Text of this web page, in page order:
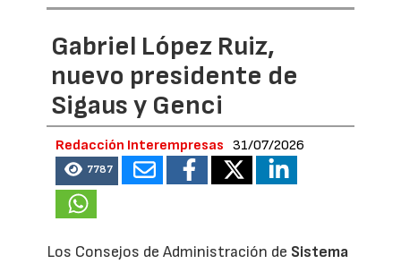
Gabriel López Ruiz,
nuevo presidente de
Sigaus y Genci
Redacción Interempresas 31/07/2026
7787
Los Consejos de Administración de Sistema